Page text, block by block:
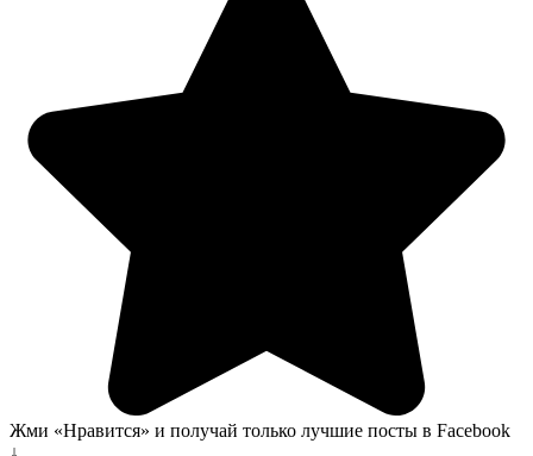
Жми «Нравится» и получай только лучшие посты в Facebook
↓